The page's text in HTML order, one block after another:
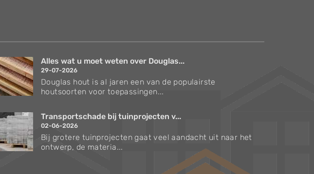
Alles wat u moet weten over Douglas...
29-07-2026
Douglas hout is al jaren een van de populairste
houtsoorten voor toepassingen...
Transportschade bij tuinprojecten v...
02-06-2026
Bij grotere tuinprojecten gaat veel aandacht uit naar het
ontwerp, de materia...
Verzorgingstips voor bomen en planten